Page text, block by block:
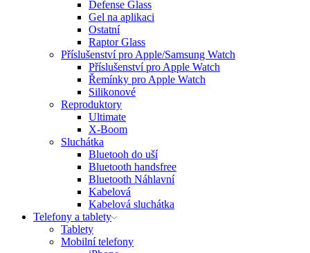
Defense Glass
Gel na aplikaci
Ostatní
Raptor Glass
Příslušenství pro Apple/Samsung Watch
Příslušenství pro Apple Watch
Řemínky pro Apple Watch
Silikonové
Reproduktory
Ultimate
X-Boom
Sluchátka
Bluetooh do uší
Bluetooth handsfree
Bluetooth Náhlavní
Kabelová
Kabelová sluchátka
Telefony a tablety
Tablety
Mobilní telefony